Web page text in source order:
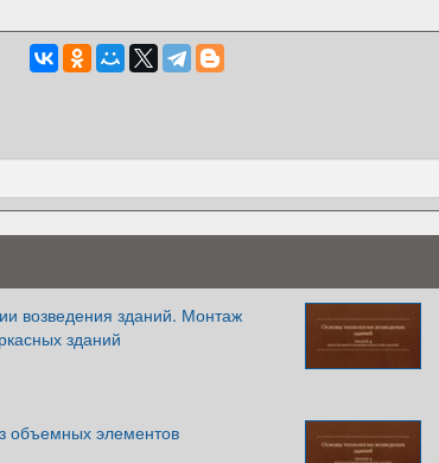
возведения зданий. Монтаж
зданий
объемных элементов